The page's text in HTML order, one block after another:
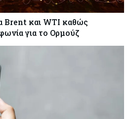
Brent και WTI καθώς
για το Ορμούζ